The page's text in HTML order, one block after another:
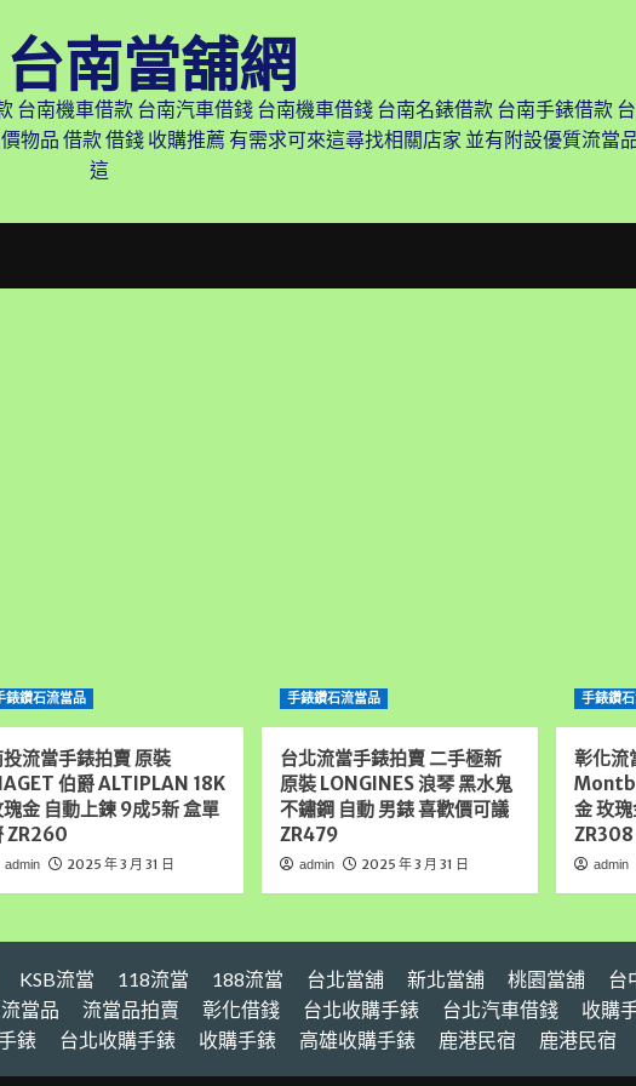
南當舖網
南機車借款 台南汽車借錢 台南機車借錢 台南名錶借款 台南手錶借款
物品 借款 借錢 收購推薦 有需求可來這尋找相關店家 並有附設優質流當
這
錶鑽石流當品
投流當手錶拍賣 原裝
伯爵 ALTIPLAN 18K
金 自動上鍊 9成5新 盒單
ZR260
admin 2025 年 3 月 31 日
手錶鑽石流當品
台北流當手錶拍賣 二手極新
原裝 LONGINES 浪琴 黑水鬼
不鏽鋼 自動 男錶 喜歡價可議
ZR479
admin 2025 年 3 月 31 日
手錶鑽
彰化流
金 玫
ZR308
admin
KSB流當 118流當 188流當 台北當舖 新北當舖 桃園當舖 台
流當品 流當品拍賣 彰化借錢 台北收購手錶 台北汽車借錢 收購
錶 台北收購手錶 收購手錶 高雄收購手錶 鹿港民宿 鹿港民宿